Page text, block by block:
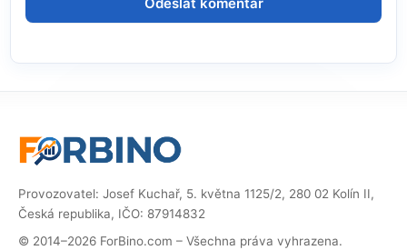
Provozovatel: Josef Kuchař, 5. května 1125/2, 280 02 Kolín II,
Česká republika, IČO: 87914832
© 2014–2026 ForBino.com – Všechna práva vyhrazena.